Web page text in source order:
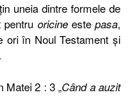
uneia dintre formele de
pentru oricineeste pasa,
ori în Noul Testament şi
.
Matei 2 : 3 „Când a auzit